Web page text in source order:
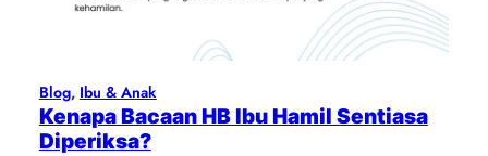
Blog, Ibu & Anak
Kenapa Bacaan HB Ibu Hamil Sentiasa
Diperiksa?